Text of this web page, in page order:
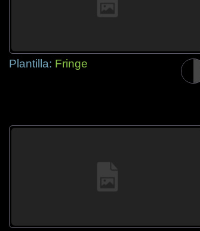
Plantilla: Fringe